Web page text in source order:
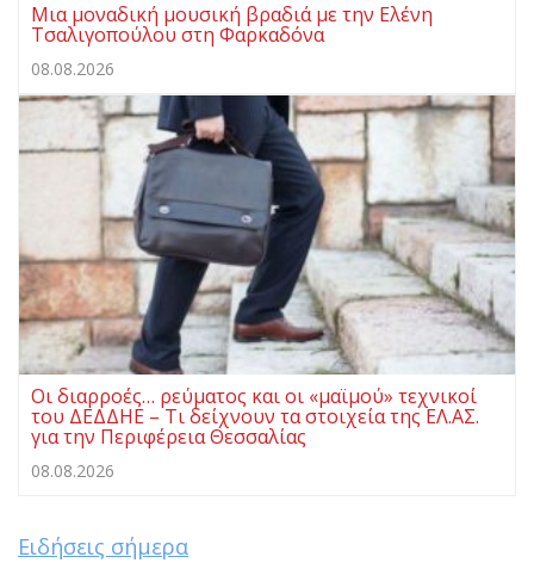
Μια μοναδική μουσική βραδιά με την Ελένη
Τσαλιγοπούλου στη Φαρκαδόνα
08.08.2026
Οι διαρροές… ρεύματος και οι «μαϊμού» τεχνικοί
του ΔΕΔΔΗΕ – Τι δείχνουν τα στοιχεία της ΕΛ.ΑΣ.
για την Περιφέρεια Θεσσαλίας
08.08.2026
Ειδήσεις σήμερα